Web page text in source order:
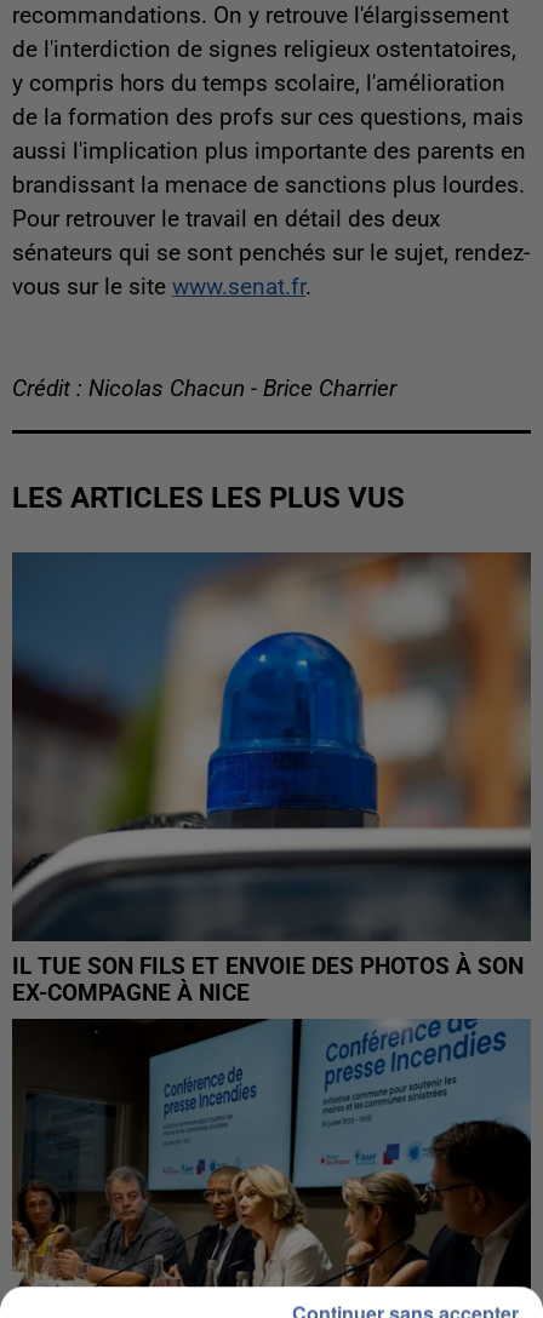
recommandations. On y retrouve l'élargissement
de l'interdiction de signes religieux ostentatoires,
y compris hors du temps scolaire, l'amélioration
de la formation des profs sur ces questions, mais
aussi l'implication plus importante des parents en
brandissant la menace de sanctions plus lourdes.
Pour retrouver le travail en détail des deux
sénateurs qui se sont penchés sur le sujet, rendez-
vous sur le site www.senat.fr.
Crédit : Nicolas Chacun - Brice Charrier
LES ARTICLES LES PLUS VUS
IL TUE SON FILS ET ENVOIE DES PHOTOS À SON
EX-COMPAGNE À NICE
Continuer sans accepter